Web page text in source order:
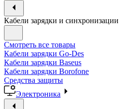
Кабели зарядки и синхронизации
Смотреть все товары
Кабели зарядки Go-Des
Кабели зарядки Baseus
Кабели зарядки Borofone
Средства защиты
Электроника